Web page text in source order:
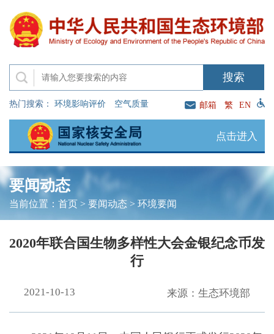
热门搜索： 环境影响评价 空气质量 邮箱 繁 EN
点击进入
要闻动态
当前位置： 首页> 要闻动态 > 环境要闻
2020年联合国生物多样性大会金银纪念币发
行
2021-10-13 来源：生态环境部